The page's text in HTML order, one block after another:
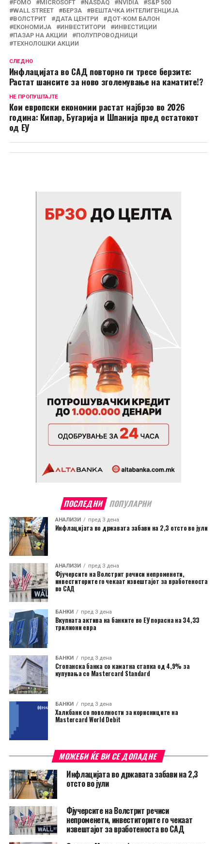
FOMO MICROSOFT NASDAQ NVIDIA
S&P 500
WALL STREET
БЕРЗА
ВЕШТАЧКА ИНТЕЛИГЕНЦИЈА
ВОЛСТРИТ
ДАТА ЦЕНТРИ
ДОТ-КОМ БАЛОН
ЕКОНОМИЈА
ИНВЕСТИТОРИ
ИНВЕСТИЦИИ
ПАЗАР НА АКЦИИ
ПОЛУПРОВОДНИЦИ
ТЕХНОЛОШКИ АКЦИИ
СЛЕДНО
Инфлацијата во САД повторно ги тресе берзите:
Растат шансите за ново зголемување на каматите!?
НЕ ПРОПУШТАЈТЕ
Кои европски економии растат најбрзо во 2026
година: Кипар, Бугарија и Шпанија пред остатокот
од ЕУ
ПОСЛЕДНИ ПОПУЛАРНИ
АНАЛИЗИ пред 3 дена
Инфлацијата во државата забави на 2,3 отсто во јули
АНАЛИЗИ пред 3 дена
Фјучерсите на Волстрит речиси непроменети,
инвеститорите го чекаат извештајот за вработеноста
во САД
БАНКИ пред 3 дена
Вкупната актива на банките во ЕУ порасна на 34,33
трилиони евра
БАНКИ пред 3 дена
Стопанска банка со каматна стапка од 4,9% за
купувања со Mastercard Standard
БАНКИ пред 3 дена
Халкбанк со поволности за корисниците на
Mastercard World Debit
МОЖЕБИ ЌЕ ВИ СЕ ДОПАДНЕ
Инфлацијата во државата забави на 2,3
отсто во јули
Фјучерсите на Волстрит речиси
непроменети, инвеститорите го чекаат
извештајот за вработеноста во САД